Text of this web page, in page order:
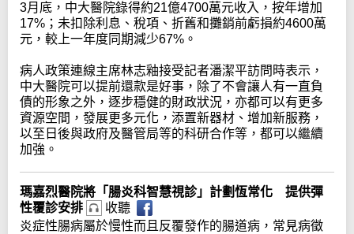
3月底，中大醫院錄得約21億4700萬元收入，按年增加
17%；未扣除利息、稅項、折舊和攤銷前虧損約4600萬
元，較上一年度同期減少67%。
病人政策連線主席林志釉接受記者潘潔平訪問時表示，
中大醫院可以提前還款是好事，除了不會讓人有一直負
債的形象之外，逐步穩健的財政狀況，亦都可以有更多
資源空間，發展更多元化，添置新器材、增加新服務，
以至日後與政府及醫管局等的科研合作等，都可以繼續
加強。
瑪嘉烈醫院將「腸炎科智慧視診」計劃恆常化 提供彈
性覆診安排
收聽
炎症性腸病屬於慢性而且反覆發作的腸道病，常見病徵